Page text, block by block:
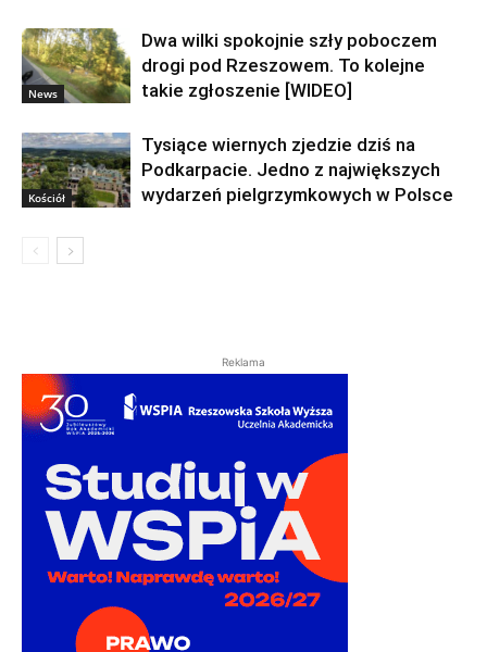
News
Dwa wilki spokojnie szły poboczem
drogi pod Rzeszowem. To kolejne
takie zgłoszenie [WIDEO]
Kościół
Tysiące wiernych zjedzie dziś na
Podkarpacie. Jedno z największych
wydarzeń pielgrzymkowych w Polsce
Reklama